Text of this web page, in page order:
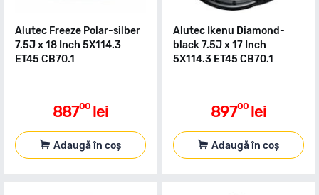
Alutec Freeze Polar-silber
7.5J x 18 Inch 5X114.3
ET45 CB70.1
88700 lei
Adaugă în coș
Alutec Ikenu Diamond-
black 7.5J x 17 Inch
5X114.3 ET45 CB70.1
89700 lei
Adaugă în coș